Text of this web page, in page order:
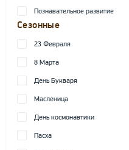
Познавательное развитие
Сезонные
23 Февраля
8 Марта
День Букваря
Масленица
День космонавтики
Пасха